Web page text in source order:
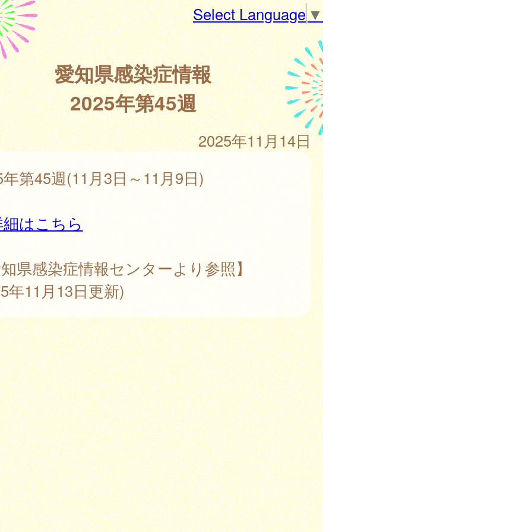
Select Language▼
愛知県感染症情報
2025年第45週
2025年11月14日
第45週(11月3日～11月9日)
はこちら
県感染症情報センターより参照】
年11月13日更新)